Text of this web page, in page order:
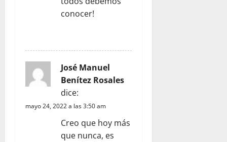
r
a
d
conocer!
José Manuel
Benítez Rosales
dice:
mayo 24, 2022 a las 3:50 am
Creo que hoy más
que nunca, es